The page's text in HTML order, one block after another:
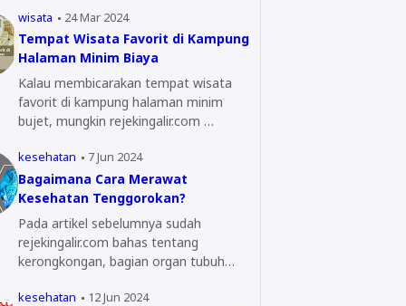
wisata 24 Mar 2024
Tempat Wisata Favorit di Kampung
Halaman Minim Biaya
Kalau membicarakan tempat wisata
favorit di kampung halaman minim
bujet, mungkin rejekingalir.com …
kesehatan 7 Jun 2024
Bagaimana Cara Merawat
Kesehatan Tenggorokan?
Pada artikel sebelumnya sudah
rejekingalir.com bahas tentang
kerongkongan, bagian organ tubuh
kesehatan 12 Jun 2024